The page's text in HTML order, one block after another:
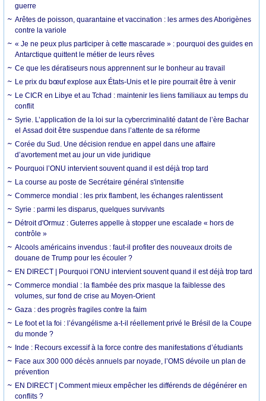
guerre
Arêtes de poisson, quarantaine et vaccination : les armes des Aborigènes
contre la variole
« Je ne peux plus participer à cette mascarade » : pourquoi des guides en
Antarctique quittent le métier de leurs rêves
Ce que les dératiseurs nous apprennent sur le bonheur au travail
Le prix du bœuf explose aux États-Unis et le pire pourrait être à venir
Le CICR en Libye et au Tchad : maintenir les liens familiaux au temps du
conflit
Syrie. L’application de la loi sur la cybercriminalité datant de l’ère Bachar
el Assad doit être suspendue dans l’attente de sa réforme
Corée du Sud. Une décision rendue en appel dans une affaire
d’avortement met au jour un vide juridique
Pourquoi l’ONU intervient souvent quand il est déjà trop tard
La course au poste de Secrétaire général s'intensifie
Commerce mondial : les prix flambent, les échanges ralentissent
Syrie : parmi les disparus, quelques survivants
Détroit d'Ormuz : Guterres appelle à stopper une escalade « hors de
contrôle »
Alcools américains invendus : faut-il profiter des nouveaux droits de
douane de Trump pour les écouler ?
EN DIRECT | Pourquoi l’ONU intervient souvent quand il est déjà trop tard
Commerce mondial : la flambée des prix masque la faiblesse des
volumes, sur fond de crise au Moyen-Orient
Gaza : des progrès fragiles contre la faim
Le foot et la foi : l’évangélisme a-t-il réellement privé le Brésil de la Coupe
du monde ?
Inde : Recours excessif à la force contre des manifestations d’étudiants
Face aux 300 000 décès annuels par noyade, l’OMS dévoile un plan de
prévention
EN DIRECT | Comment mieux empêcher les différends de dégénérer en
conflits ?